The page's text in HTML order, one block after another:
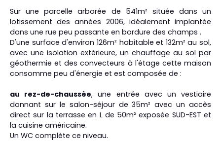
Sur une parcelle arborée de 541m² située dans un
lotissement des années 2006, idéalement implantée
dans une rue peu passante en bordure des champs .
D'une surface d'environ 126m² habitable et 132m² au sol,
avec une isolation extérieure, un chauffage au sol par
géothermie et des convecteurs à l'étage cette maison
consomme peu d'énergie et est composée de :
au rez-de-chaussée, une entrée avec un vestiaire
donnant sur le salon-séjour de 35m² avec un accès
direct sur la terrasse en L de 50m² exposée SUD-EST et
la cuisine américaine.
Un WC complète ce niveau.